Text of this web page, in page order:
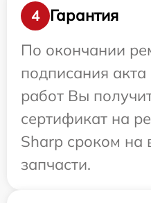
4
Гарантия
По окончании
подписания
работ Вы
сертификат на
Sharp сроком на
запчасти.